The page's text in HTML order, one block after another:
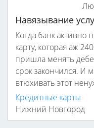
Навязывание
Когда банк активно
карту, которая аж
пришла менять
срок закончился. И
втюхивать этот
Кредитные карты
Нижний Новгород